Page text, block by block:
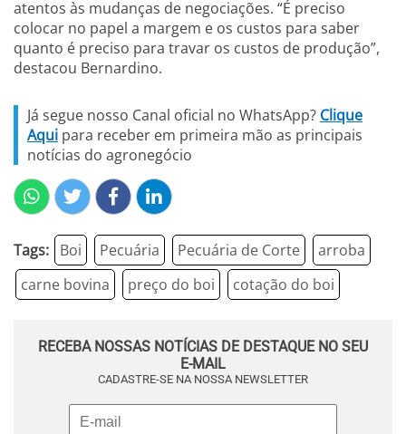
atentos às mudanças de negociações. “É preciso
colocar no papel a margem e os custos para saber
quanto é preciso para travar os custos de produção”,
destacou Bernardino.
Já segue nosso Canal oficial no WhatsApp? Clique
Aqui para receber em primeira mão as principais
notícias do agronegócio
Tags: Boi Pecuária Pecuária de Corte
arroba
carne bovina
preço do boi cotação do boi
RECEBA NOSSAS NOTÍCIAS DE DESTAQUE NO SEU
E-MAIL
CADASTRE-SE NA NOSSA NEWSLETTER